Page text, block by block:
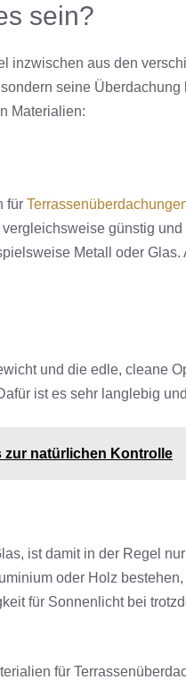
sein?
inzwischen aus den
seine
Materialien:
für
günstig
Metall oder
und die edle, cleane
ist es sehr langlebig
zur natürlichen Kontrolle
ist damit in der Regel
oder Holz
für Sonnenlicht bei
für